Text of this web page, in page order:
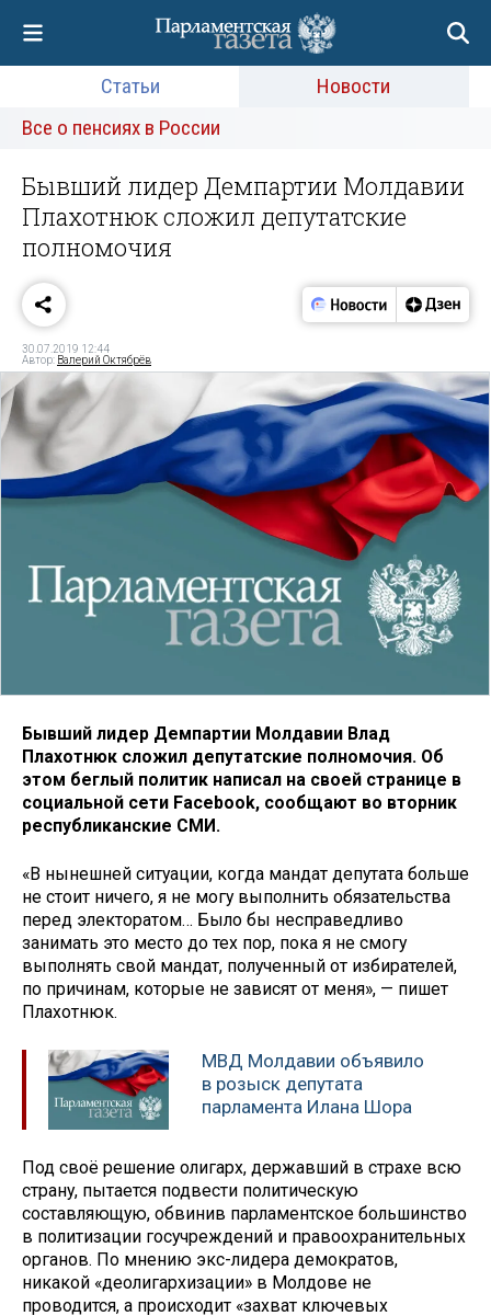
Статьи
Новости
Все о пенсиях в России
Бывший лидер Демпартии Молдавии
Плахотнюк сложил депутатские
полномочия
30.07.2019 12:44
Автор: Валерий Октябрёв
Бывший лидер Демпартии Молдавии Влад
Плахотнюк сложил депутатские полномочия. Об
этом беглый политик написал на своей странице в
социальной сети Facebook, сообщают во вторник
республиканские СМИ.
«В нынешней ситуации, когда мандат депутата больше
не стоит ничего, я не могу выполнить обязательства
перед электоратом… Было бы несправедливо
занимать это место до тех пор, пока я не смогу
выполнять свой мандат, полученный от избирателей,
по причинам, которые не зависят от меня», — пишет
Плахотнюк.
МВД Молдавии объявило
в розыск депутата
парламента Илана Шора
Под своё решение олигарх, державший в страхе всю
страну, пытается подвести политическую
составляющую, обвинив парламентское большинство
в политизации госучреждений и правоохранительных
органов. По мнению экс-лидера демократов,
никакой «деолигархизации» в Молдове не
проводится, а происходит «захват ключевых